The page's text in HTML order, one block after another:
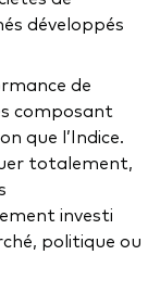
développés
de
composant
que l’Indice.
totalement,
investi
politique ou